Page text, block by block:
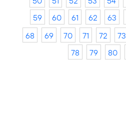
59
60 61 62 63
68
69 70 71 72 73
78
79 80